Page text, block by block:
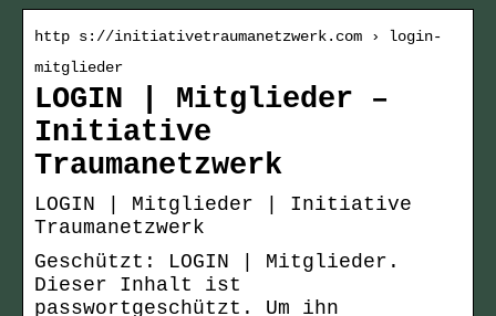
http s://initiativetraumanetzwerk.com › login-
mitglieder
LOGIN | Mitglieder –
Initiative
Traumanetzwerk
LOGIN | Mitglieder | Initiative
Traumanetzwerk
Geschützt: LOGIN | Mitglieder.
Dieser Inhalt ist
passwortgeschützt. Um ihn